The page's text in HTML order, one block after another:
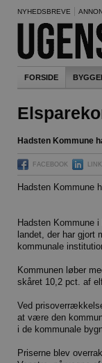
NYHEDSBREVE
FORSIDE
Hadsten Kommune
FACEBOOK
Hadsten Kommune
Hadsten Kommune
landet, der har gjort
kommunale
Kommunen løber
skåret 10,2 pct. af
Ved
at være den
i de kommunale
Priserne blev